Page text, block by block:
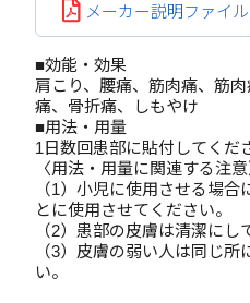
メーカー説明ファイル
■効能・効果
肩こり、腰痛、筋肉痛、筋
痛、骨折痛、しもやけ
■用法・用量
1日数回患部に貼付してくだ
〈用法・用量に関連する注意
（1）小児に使用させる場
とに使用させてください。
（2）患部の皮膚は清潔にし
（3）皮膚の弱い人は同じ
い。